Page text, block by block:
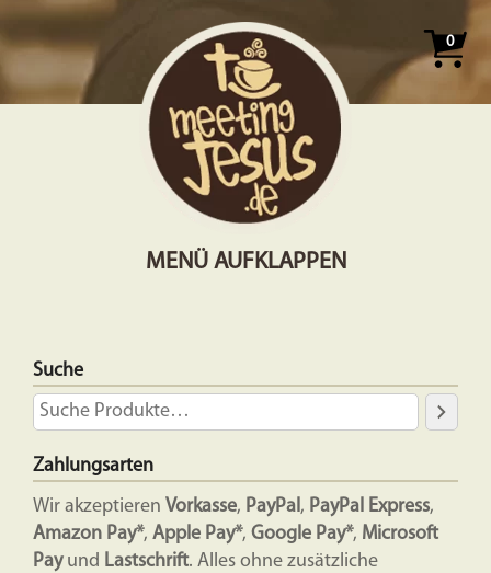
0
MENÜ AUFKLAPPEN
Suche
Zahlungsarten
Wir akzeptieren Vorkasse, PayPal, PayPal Express,
Amazon Pay*, Apple Pay*, Google Pay*, Microsoft
Payund Lastschrift. Alles ohne zusätzliche